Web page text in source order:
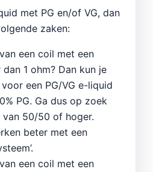
met PG en/of VG, dan
zaken:
een coil met een
1 ohm? Dan kun je
een PG/VG e-liquid
PG. Ga dus op zoek
van 50/50 of hoger.
beter met een
een coil met een